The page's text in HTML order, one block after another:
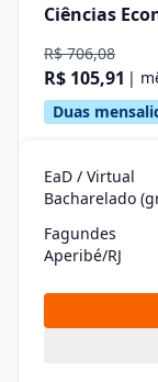
Ciências
R$ 706,08
R$ 105,91 |
Duas
EaD / Virtual
Bacharelado
Fagundes
Aperibé/RJ